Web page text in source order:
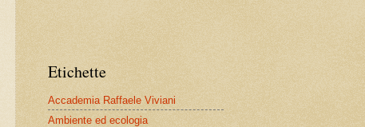
Etichette
Accademia Raffaele Viviani
Ambiente ed ecologia